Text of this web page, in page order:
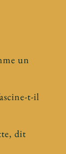
un
t-il
dit